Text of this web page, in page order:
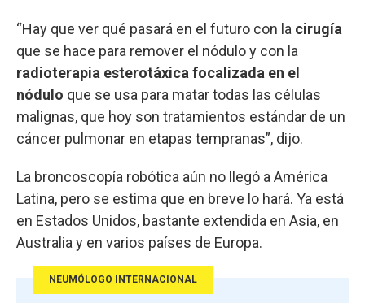
“Hay que ver qué pasará en el futuro con la cirugía
que se hace para remover el nódulo y con la
radioterapia esterotáxica focalizada en el
nódulo que se usa para matar todas las células
malignas, que hoy son tratamientos estándar de un
cáncer pulmonar en etapas tempranas”, dijo.
La broncoscopía robótica aún no llegó a América
Latina, pero se estima que en breve lo hará. Ya está
en Estados Unidos, bastante extendida en Asia, en
Australia y en varios países de Europa.
NEUMÓLOGO INTERNACIONAL